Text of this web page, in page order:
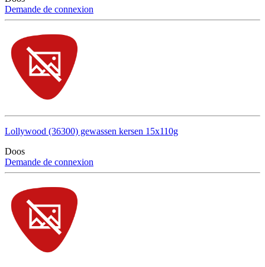
Demande de connexion
Lollywood (36300) gewassen kersen 15x110g
Doos
Demande de connexion